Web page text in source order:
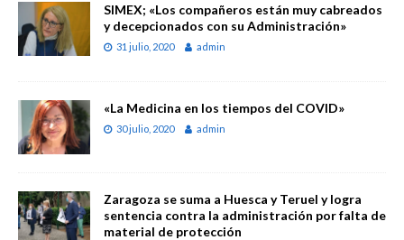
SIMEX; «Los compañeros están muy cabreados
y decepcionados con su Administración»
31 julio, 2020 admin
«La Medicina en los tiempos del COVID»
30 julio, 2020 admin
Zaragoza se suma a Huesca y Teruel y logra
sentencia contra la administración por falta de
material de protección